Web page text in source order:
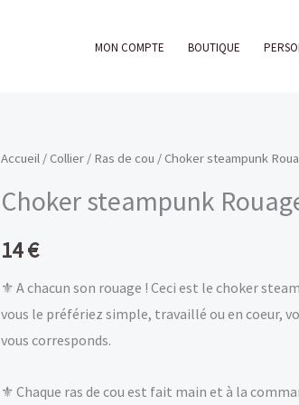
MON COMPTE BOUTIQUE
Accueil /Collier / Ras de cou / Choker steampunk
Choker steampunk
14€
⚜ A chacun son rouage ! Ceci est le choker
vous le préfériez simple, travaillé ou en coeur,
vous corresponds.
⚜ Chaque ras de cou est fait main et à la